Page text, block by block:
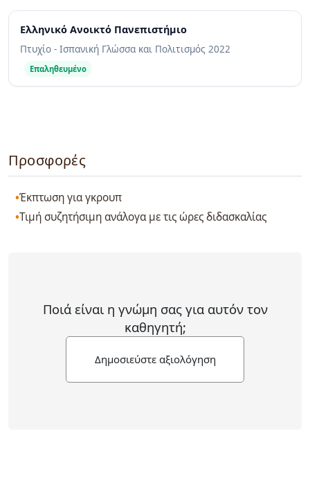
Ελληνικό Ανοικτό Πανεπιστήμιο
Πτυχίο - Ισπανική Γλώσσα και Πολιτισμός 2022
Επαληθευμένο
Προσφορές
Έκπτωση για γκρουπ
Τιμή συζητήσιμη ανάλογα με τις ώρες διδασκαλίας
Ποιά είναι η γνώμη σας για αυτόν τον
καθηγητή;
Δημοσιεύστε αξιολόγηση